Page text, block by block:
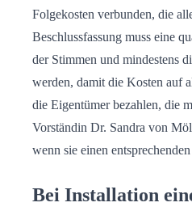
Folgekosten verbunden, die
Beschlussfassung muss eine
der Stimmen und mindestens
werden, damit die Kosten auf
die Eigentümer bezahlen, die
Vorständin Dr. Sandra von
wenn sie einen
Bei Installation